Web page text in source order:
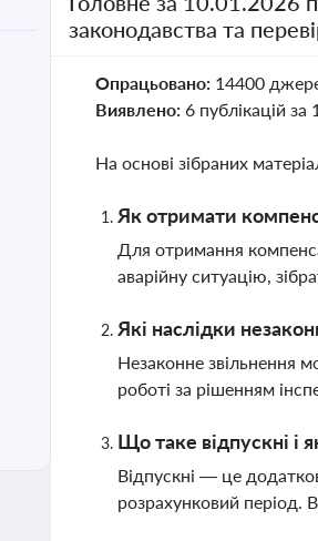
законодавства та
Опрацьовано: 14400
Виявлено: 6 публікацій за
На основі зібраних
Як отримати
Для отримання
аварійну ситуацію,
Які наслідки
Незаконне звільнення
роботі за рішенням
Що таке відпускні і
Відпускні — це
розрахунковий період.